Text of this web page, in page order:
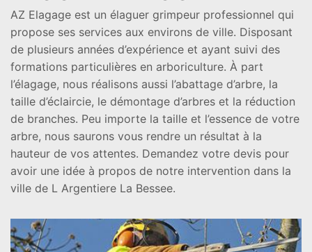
AZ Elagage est un élaguer grimpeur professionnel qui
propose ses services aux environs de ville. Disposant
de plusieurs années d’expérience et ayant suivi des
formations particulières en arboriculture. À part
l’élagage, nous réalisons aussi l’abattage d’arbre, la
taille d’éclaircie, le démontage d’arbres et la réduction
de branches. Peu importe la taille et l’essence de votre
arbre, nous saurons vous rendre un résultat à la
hauteur de vos attentes. Demandez votre devis pour
avoir une idée à propos de notre intervention dans la
ville de L Argentiere La Bessee.